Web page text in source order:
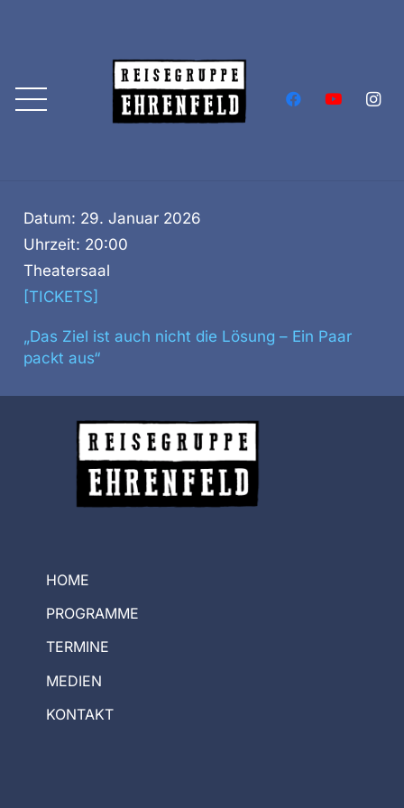
Datum: 29. Januar 2026
Uhrzeit: 20:00
Theatersaal
[TICKETS]
„Das Ziel ist auch nicht die Lösung – Ein Paar
packt aus“
HOME
PROGRAMME
TERMINE
MEDIEN
KONTAKT